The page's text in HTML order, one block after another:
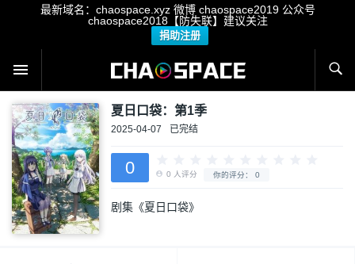
最新域名：chaospace.xyz 微博 chaospace2019 公众号
chaospace2018【防失联】建议关注
捐助注册
夏日口袋：第1季
2025-04-07 已完结
0
剧集《夏日口袋》